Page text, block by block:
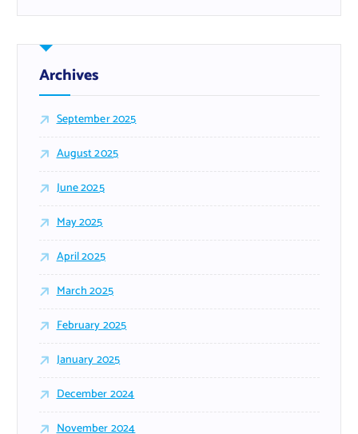
Archives
September 2025
August 2025
June 2025
May 2025
April 2025
March 2025
February 2025
January 2025
December 2024
November 2024